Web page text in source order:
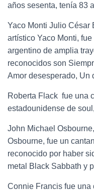
años sesenta, tenía 83
Yaco Monti Julio César
artístico Yaco Monti,
argentino de amplia
reconocidos son
Amor desesperado, Un
Roberta Flack ​ fue una
estadounidense de
John Michael
Osbourne, fue un
reconocido por haber
metal Black Sabbath y
Connie Francis ​​​fue una